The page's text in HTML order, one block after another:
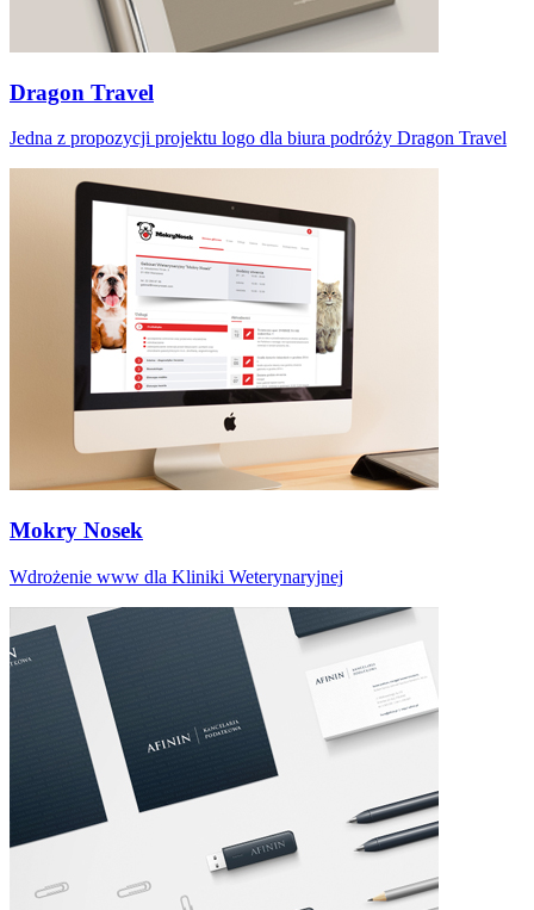
Dragon Travel
Jedna z propozycji projektu logo dla biura podróży Dragon Travel
Mokry Nosek
Wdrożenie www dla Kliniki Weterynaryjnej